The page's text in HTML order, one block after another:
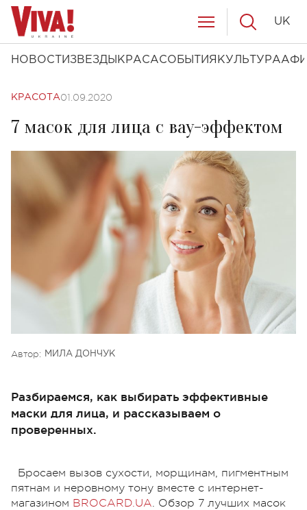
НОВОСТИ ЗВЕЗДЫ КРАСАСОБЫТИЯ КУЛЬТУРА
UK
КРАСОТА01.09.2020
7 масок для лица с вау-эффектом
Автор: МИЛА ДОНЧУК
Разбираемся, как выбирать эффективные
маски для лица, и рассказываем о
проверенных.
Бросаем вызов сухости, морщинам, пигментным
пятнам и неровному тону вместе с интернет-
магазином BROCARD.UA. Обзор 7 лучших масок